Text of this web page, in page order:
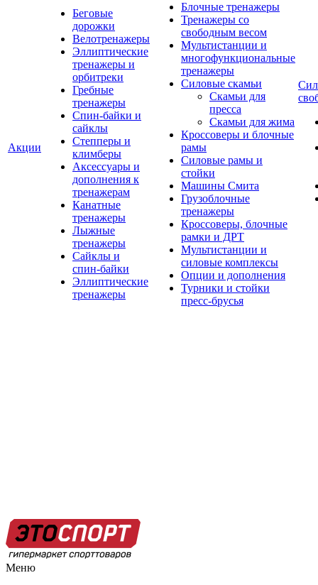
Акции
Беговые
дорожки
Велотренажеры
Эллиптические
тренажеры и
орбитреки
Гребные
тренажеры
Спин-байки и
сайклы
Степперы и
климберы
Аксессуары и
дополнения к
тренажерам
Канатные
тренажеры
Лыжные
тренажеры
Сайклы и
спин-байки
Эллиптические
тренажеры
Блочные тренажеры
Тренажеры со
свободным весом
Мультистанции и
многофункциональные
тренажеры
Силовые скамьи
Скамьи для
пресса
Скамьи для жима
Кроссоверы и блочные
рамы
Силовые рамы и
стойки
Машины Смита
Грузоблочные
тренажеры
Кроссоверы, блочные
рамки и ДРТ
Мультистанции и
силовые комплексы
Опции и дополнения
Турники и стойки
пресс-брусья
Меню